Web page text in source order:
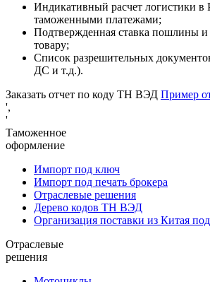
Индикативный расчет логистики в
таможенными платежами;
Подтвержденная ставка пошлины
товару;
Список разрешительных
ДС и т.д.).
Заказать отчет по коду ТН ВЭД Пример
',
'
Таможенное
оформление
Импорт под ключ
Импорт под печать брокера
Отраслевые решения
Дерево кодов ТН ВЭД
Организация поставки из Китая
Отраслевые
решения